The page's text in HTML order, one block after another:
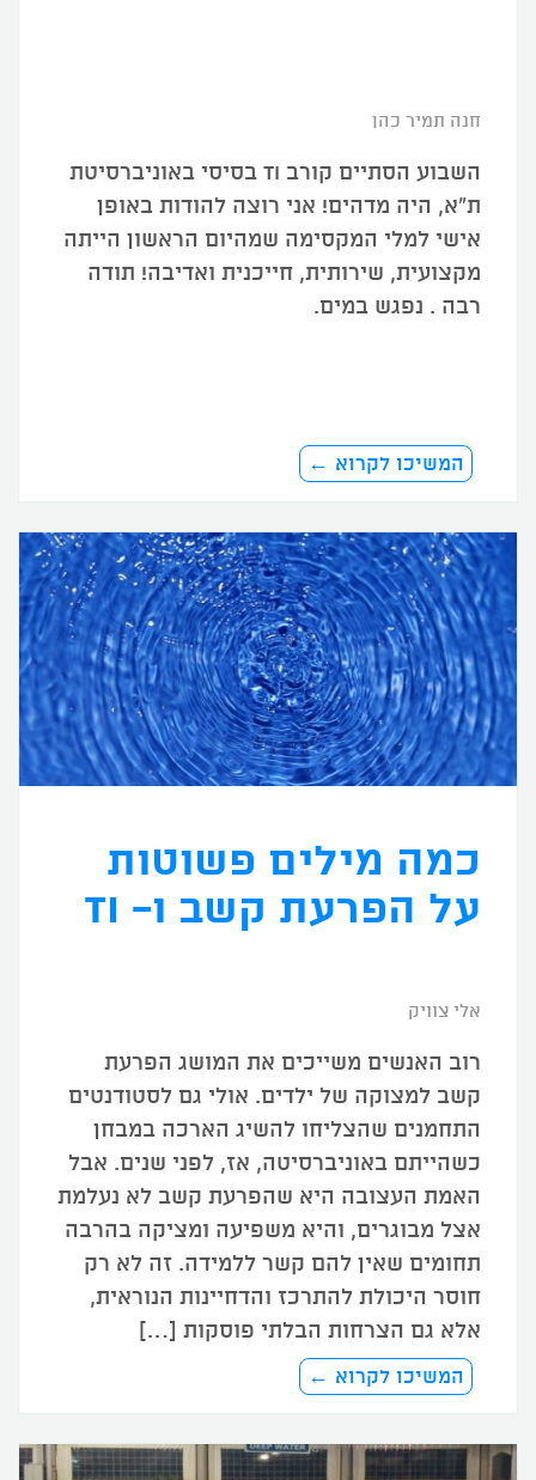
חנה תמיר כהן
השבוע הסתיים קורב TI בסיסי באוניברסיטת
ת"א, היה מדהים! אני רוצה להודות באופן
אישי למלי המקסימה שמהיום הראשון הייתה
מקצועית, שירותית, חייכנית ואדיבה! תודה
רבה . נפגש במים.
המשיכו לקרוא ←
כמה מילים פשוטות
על הפרעת קשב ו- TI
אלי צוויק
רוב האנשים משייכים את המושג הפרעת
קשב למצוקה של ילדים. אולי גם לסטודנטים
התחמנים שהצליחו להשיג הארכה במבחן
כשהייתם באוניברסיטה, אז, לפני שנים. אבל
האמת העצובה היא שהפרעת קשב לא נעלמת
אצל מבוגרים, והיא משפיעה ומציקה בהרבה
תחומים שאין להם קשר ללמידה. זה לא רק
חוסר היכולת להתרכז והדחיינות הנוראית,
אלא גם הצרחות הבלתי פוסקות […]
המשיכו לקרוא ←